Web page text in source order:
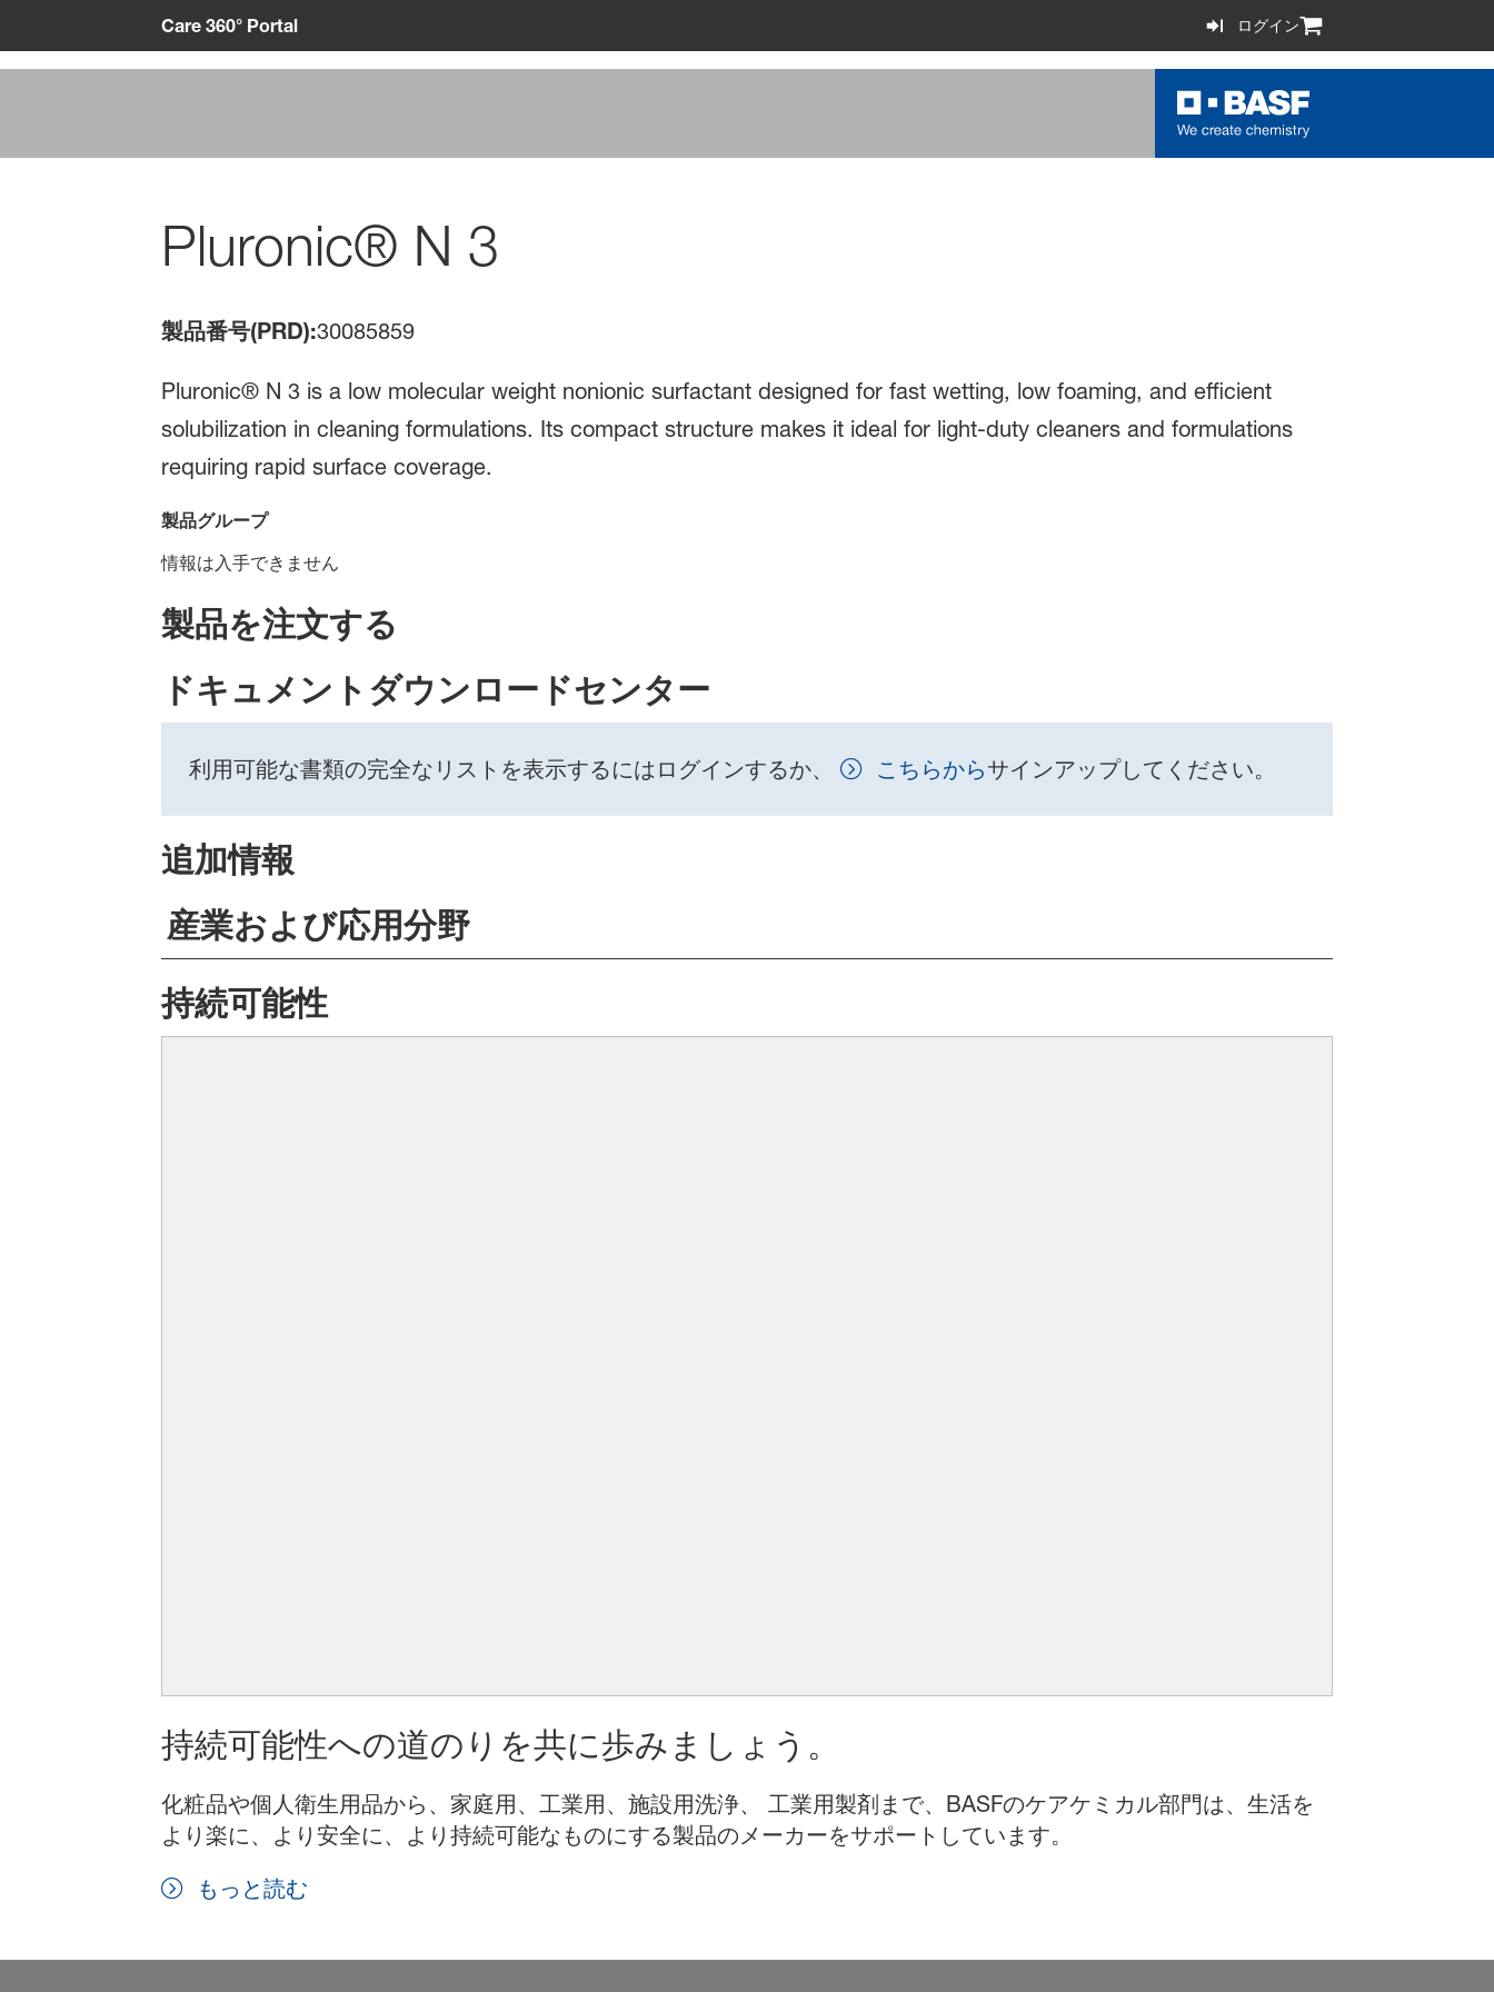
Care 360° Portal ログイン
Pluronic® N 3
製品番号(PRD):30085859
Pluronic® N 3 is a low molecular weight nonionic surfactant designed for fast wetting, low foaming, and efficient
solubilization in cleaning formulations. Its compact structure makes it ideal for light-duty cleaners and formulations
requiring rapid surface coverage.
製品グループ
情報は入手できません
製品を注文する
ドキュメントダウンロードセンター
利用可能な書類の完全なリストを表示するにはログインするか、 こちらからサインアップしてください。
追加情報
産業および応用分野
持続可能性
持続可能性への道のりを共に歩みましょう。
化粧品や個人衛生用品から、家庭用、工業用、施設用洗浄、 工業用製剤まで、BASFのケアケミカル部門は、生活を
より楽に、より安全に、より持続可能なものにする製品のメーカーをサポートしています。
もっと読む